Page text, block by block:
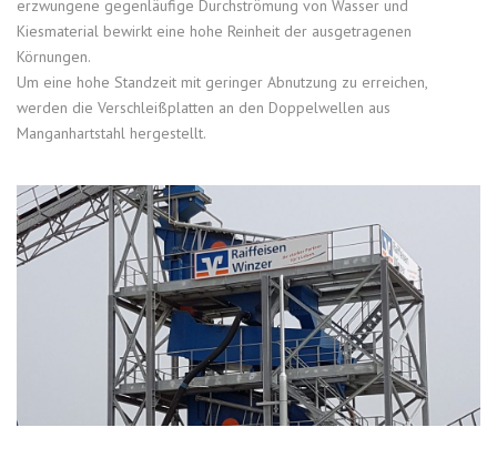
erzwungene gegenläufige Durchströmung von Wasser und
Kiesmaterial bewirkt eine hohe Reinheit der ausgetragenen
Körnungen.
Um eine hohe Standzeit mit geringer Abnutzung zu erreichen,
werden die Verschleißplatten an den Doppelwellen aus
Manganhartstahl hergestellt.